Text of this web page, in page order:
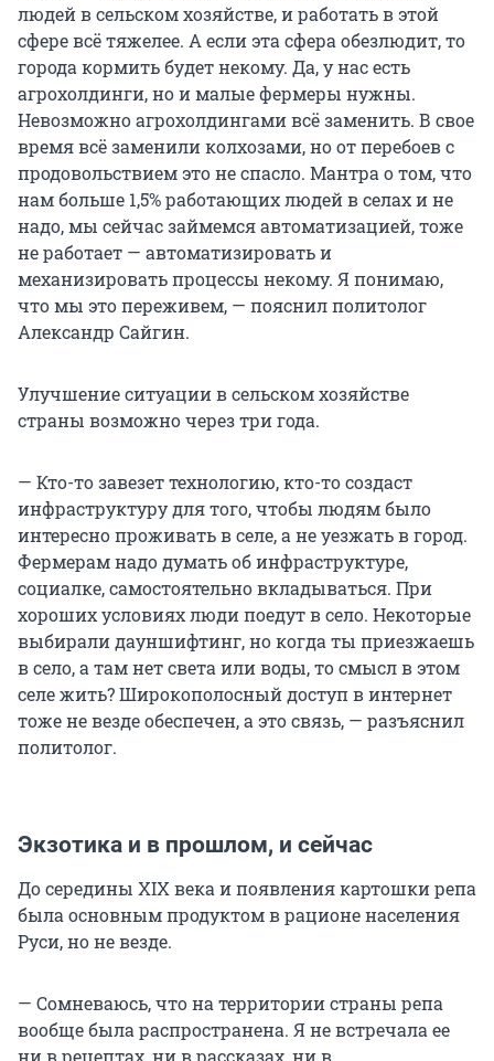
людей в сельском хозяйстве, и работать в этой
сфере всё тяжелее. А если эта сфера обезлюдит, то
города кормить будет некому. Да, у нас есть
агрохолдинги, но и малые фермеры нужны.
Невозможно агрохолдингами всё заменить. В свое
время всё заменили колхозами, но от перебоев с
продовольствием это не спасло. Мантра о том, что
нам больше 1,5% работающих людей в селах и не
надо, мы сейчас займемся автоматизацией, тоже
не работает — автоматизировать и
механизировать процессы некому. Я понимаю,
что мы это переживем, — пояснил политолог
Александр Сайгин.
Улучшение ситуации в сельском хозяйстве
страны возможно через три года.
— Кто-то завезет технологию, кто-то создаст
инфраструктуру для того, чтобы людям было
интересно проживать в селе, а не уезжать в город.
Фермерам надо думать об инфраструктуре,
социалке, самостоятельно вкладываться. При
хороших условиях люди поедут в село. Некоторые
выбирали дауншифтинг, но когда ты приезжаешь
в село, а там нет света или воды, то смысл в этом
селе жить? Широкополосный доступ в интернет
тоже не везде обеспечен, а это связь, — разъяснил
политолог.
Экзотика и в прошлом, и сейчас
До середины XIX века и появления картошки репа
была основным продуктом в рационе населения
Руси, но не везде.
— Сомневаюсь, что на территории страны репа
вообще была распространена. Я не встречала ее
ни в рецептах, ни в рассказах, ни в